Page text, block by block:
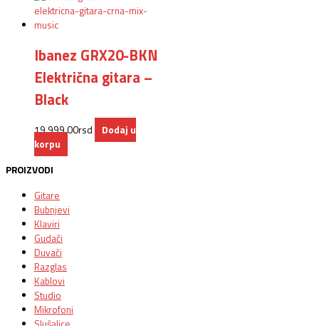
Ibanez GRX20-BKN
Električna gitara –
Black
19.999,00rsd
Dodaj u
korpu
PROIZVODI
Gitare
Bubnjevi
Klaviri
Gudači
Duvači
Razglas
Kablovi
Studio
Mikrofoni